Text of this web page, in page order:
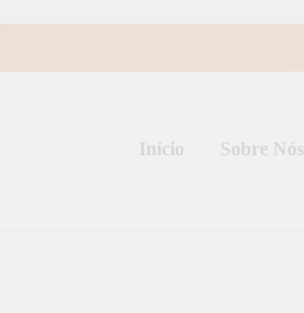
Início Sobre Nós